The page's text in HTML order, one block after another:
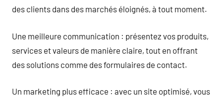
des clients dans des marchés éloignés, à tout moment.
Une meilleure communication : présentez vos produits,
services et valeurs de manière claire, tout en offrant
des solutions comme des formulaires de contact.
Un marketing plus efficace : avec un site optimisé, vous